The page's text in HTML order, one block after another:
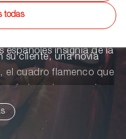
ciudadanos: una
unos desconocidos
su cliente, una novia
el cuadro flamenco que
cómicas, inesperadas
españoles insignia de la
todas